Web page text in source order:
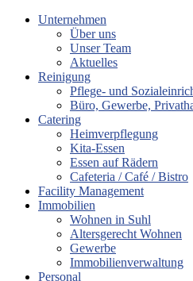
Unternehmen
Über uns
Unser Team
Aktuelles
Reinigung
Pflege- und
Büro, Gewerbe,
Catering
Heimverpflegung
Kita-Essen
Essen auf Rädern
Cafeteria / Café / Bistro
Facility Management
Immobilien
Wohnen in Suhl
Altersgerecht Wohnen
Gewerbe
Immobilienverwaltung
Personal